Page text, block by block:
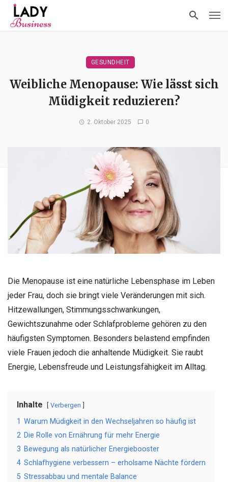
GESUNDHEIT
Weibliche Menopause: Wie lässt sich
Müdigkeit reduzieren?
2. Oktober 2025 0
Die Menopause ist eine natürliche Lebensphase im Leben
jeder Frau, doch sie bringt viele Veränderungen mit sich.
Hitzewallungen, Stimmungsschwankungen,
Gewichtszunahme oder Schlafprobleme gehören zu den
häufigsten Symptomen. Besonders belastend empfinden
viele Frauen jedoch die anhaltende Müdigkeit. Sie raubt
Energie, Lebensfreude und Leistungsfähigkeit im Alltag.
Inhalte Verbergen
1 Warum Müdigkeit in den Wechseljahren so häufig ist
2 Die Rolle von Ernährung für mehr Energie
3 Bewegung als natürlicher Energiebooster
4 Schlafhygiene verbessern – erholsame Nächte fördern
5 Stressabbau und mentale Balance